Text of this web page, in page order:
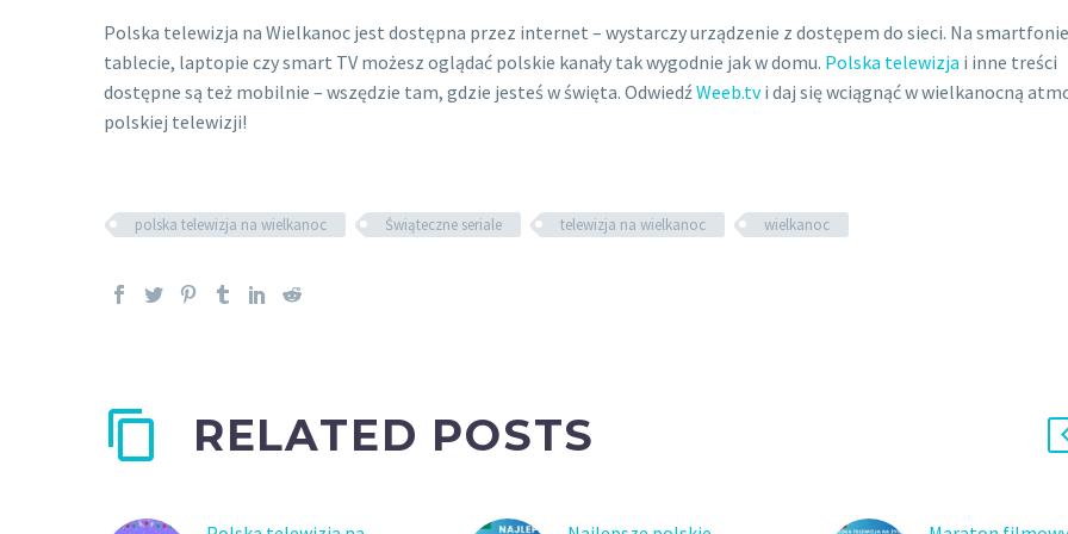
Polska telewizja na Wielkanoc jest dostępna przez internet – wystarczy urządzenie z dostępem do sieci. Na
tablecie, laptopie czy smart TV możesz oglądać polskie kanały tak wygodnie jak w domu. Polska telewizja i inne treści
dostępne są też mobilnie – wszędzie tam, gdzie jesteś w święta. OdwiedźWeeb.tvi daj się wciągnąć w wielkanocną
polskiej telewizji!
polska telewizja na wielkanoc Świąteczne seriale telewizja na wielkanoc wielkanoc
RELATED POSTS